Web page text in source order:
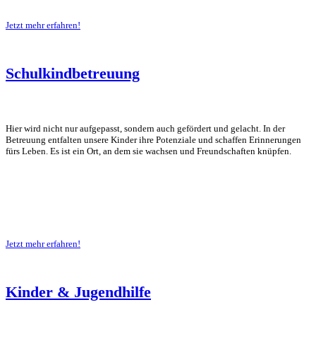
Jetzt mehr erfahren!
Schulkindbetreuung
Hier wird nicht nur aufgepasst, sondern auch gefördert und gelacht. In der
Betreuung entfalten unsere Kinder ihre Potenziale und schaffen Erinnerungen
fürs Leben. Es ist ein Ort, an dem sie wachsen und Freundschaften knüpfen.
Jetzt mehr erfahren!
Kinder & Jugendhilfe